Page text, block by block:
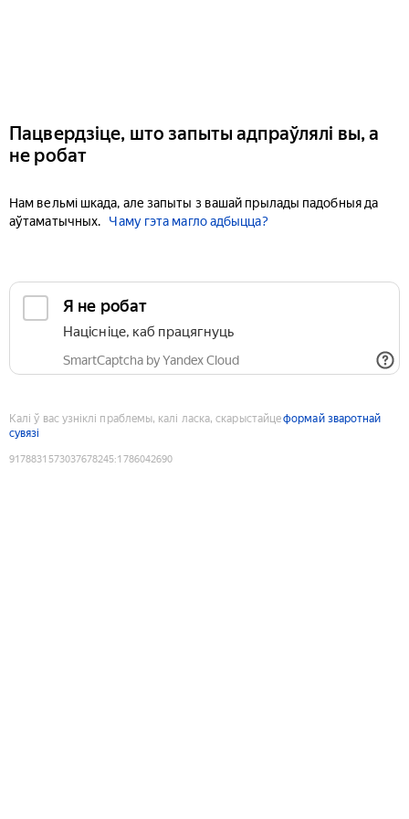
Пацвердзіце, што запыты адпраўлялі вы, а
не робат
Нам вельмі шкада, але запыты з вашай прылады падобныя да
аўтаматычных.
Чаму гэта магло адбыцца?
Я не робат
Націсніце, каб працягнуць
SmartCaptcha by Yandex Cloud
Калі ў вас узніклі праблемы, калі ласка, скарыстайцеформай зваротнай
сувязі
9178831573037678245:1786042690